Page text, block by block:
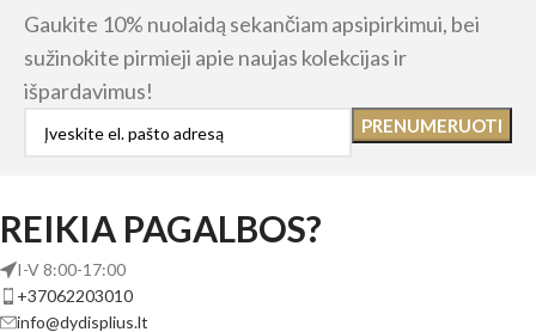
Gaukite 10% nuolaidą sekančiam apsipirkimui, bei
sužinokite pirmieji apie naujas kolekcijas ir
išpardavimus!
REIKIA PAGALBOS?
I-V 8:00-17:00
+37062203010
info@dydisplius.lt